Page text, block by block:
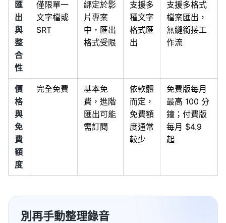
匯
出
與
整
合
性
僅限單一
文字檔或
SRT
綁定於影
片專案
中，匯出
格式受限
支援多
種文字
格式匯
出
支援多格式
檔案匯出，
無縫銜接工
作流
價
格
與
免
費
額
度
完全免費
基本免
費，進階
匯出可能
需訂閱
依軟體
而定，
免費額
度通常
較少
免費版每月
最高 100 分
鐘；付費版
每月 $4.9
起
別再手動整理錄音